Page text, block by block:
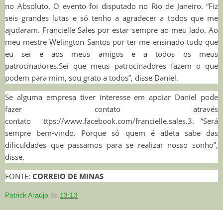
no Absoluto. O evento foi disputado no Rio de Janeiro. “Fiz
seis grandes lutas e só tenho a agradecer a todos que me
ajudaram. Francielle Sales por estar sempre ao meu lado. Ao
meu mestre Welington Santos por ter me ensinado tudo que
eu sei e aos meus amigos e a todos os meus
patrocinadores.Sei que meus patrocinadores fazem o que
podem para mim, sou grato a todos”, disse Daniel.
Se alguma empresa tiver interesse em apoiar Daniel pode
fazer contato através
contato ttps://www.facebook.com/francielle.sales.3. “Será
sempre bem-vindo. Porque só quem é atleta sabe das
dificuldades que passamos para se realizar nosso sonho”,
disse.
FONTE: CORREIO DE MINAS
Patrick Araújo às 13:13